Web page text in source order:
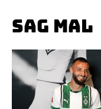
SAG MAL